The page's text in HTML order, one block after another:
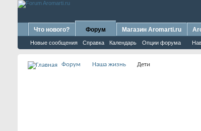
Что нового? Форум
Новые сообщения Справка Календарь Опции форума
Магазин Aromarti.ru
Форум Наша жизнь Дети